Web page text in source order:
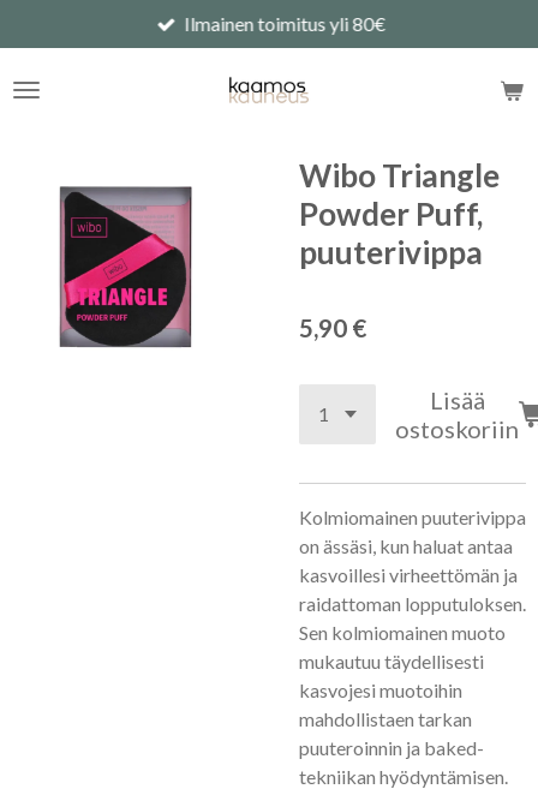
pääsisältöön
Ilmainen toimitus yli 80€
Wibo Triangle
Powder Puff,
puuterivippa
5,90 €
Lisää
ostoskoriin
Kolmiomainen puuterivippa
on ässäsi, kun haluat antaa
kasvoillesi virheettömän ja
raidattoman lopputuloksen.
Sen kolmiomainen muoto
mukautuu täydellisesti
kasvojesi muotoihin
mahdollistaen tarkan
puuteroinnin ja baked-
tekniikan hyödyntämisen.